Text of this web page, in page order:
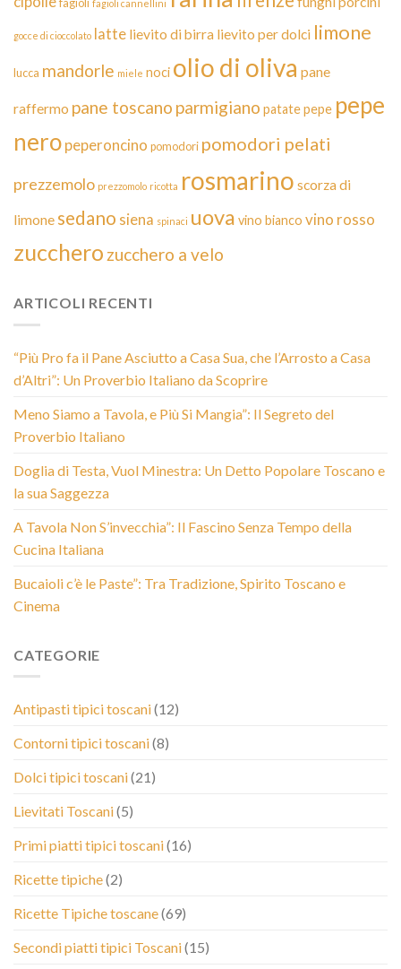
fagioli fagioli cannellini
gocce di cioccolato latte lievito di birra lievito per dolci limone
lucca mandorle miele noci olio di oliva pane
raffermo pane toscano parmigiano patatepepe pepe
neropeperoncino pomodori pomodori pelati
prezzemolo prezzomolo ricotta rosmarino scorza di
limone sedano siena spinaci uova vino bianco vino rosso
zucchero zucchero a velo
ARTICOLI RECENTI
“Più Pro fa il Pane Asciutto a Casa Sua, che l’Arrosto a Casa
d’Altri”: Un Proverbio Italiano da Scoprire
Meno Siamo a Tavola, e Più Si Mangia”: Il Segreto del
Proverbio Italiano
Doglia di Testa, Vuol Minestra: Un Detto Popolare Toscano e
la sua Saggezza
A Tavola Non S’invecchia”: Il Fascino Senza Tempo della
Cucina Italiana
Bucaioli c’è le Paste”: Tra Tradizione, Spirito Toscano e
Cinema
CATEGORIE
Antipasti tipici toscani(12)
Contorni tipici toscani(8)
Dolci tipici toscani(21)
Lievitati Toscani(5)
Primi piatti tipici toscani(16)
Ricette tipiche(2)
Ricette Tipiche toscane(69)
Secondi piatti tipici Toscani(15)